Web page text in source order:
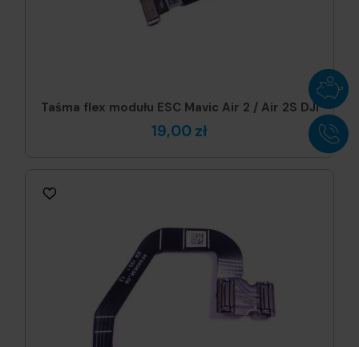
Taśma flex modułu ESC Mavic Air 2 / Air 2S DJI
19,00 zł